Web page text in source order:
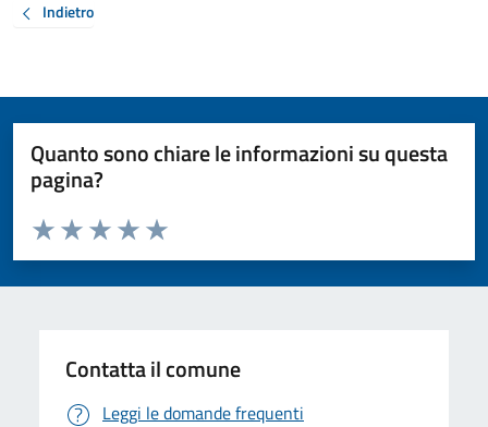
Indietro
Quanto sono chiare le informazioni su questa
pagina?
Valuta da 1 a 5 stelle la pagina
Valuta 5 stelle su 5
Valuta 4 stelle su 5
Valuta 3 stelle su 5
Valuta 2 stelle su 5
Valuta 1 stelle su 5
Contatta il comune
Leggi le domande frequenti